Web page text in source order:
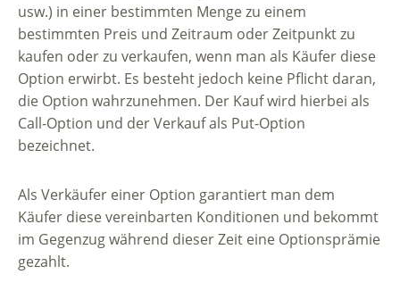
usw.) in einer bestimmten Menge zu einem
bestimmten Preis und Zeitraum oder Zeitpunkt zu
kaufen oder zu verkaufen, wenn man als Käufer diese
Option erwirbt. Es besteht jedoch keine Pflicht daran,
die Option wahrzunehmen. Der Kauf wird hierbei als
Call-Option und der Verkauf als Put-Option
bezeichnet.
Als Verkäufer einer Option garantiert man dem
Käufer diese vereinbarten Konditionen und bekommt
im Gegenzug während dieser Zeit eine Optionsprämie
gezahlt.